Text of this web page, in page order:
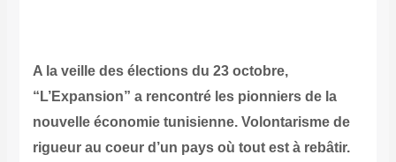
A la veille des élections du 23 octobre,
“L’Expansion” a rencontré les pionniers de la
nouvelle économie tunisienne. Volontarisme de
rigueur au coeur d’un pays où tout est à rebâtir.